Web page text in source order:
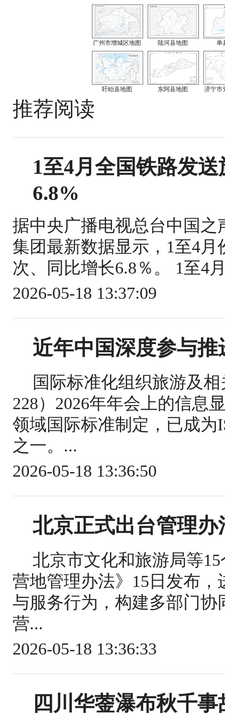
广州市增城区地图 陆河县地图 单
盱眙县地图 东阿县地图 济宁市
推荐阅读
1至4月全国铁路发
6.8%
据中央广播电视总台中国
集团最新数据显示，1至4月
次、同比增长6.8％。 1至4
2026-05-18 13:37:09
近年中国深度参与
国际标准化组织旅游及
228）2026年年会上的信息
领域国际标准制定，已成为
之一。...
2026-05-18 13:36:50
北京正式出台管理
北京市文化和旅游局等
营地管理办法》15日发布
与服务行为，构建多部门
营...
2026-05-18 13:36:33
四川华蓥瀑布秋千